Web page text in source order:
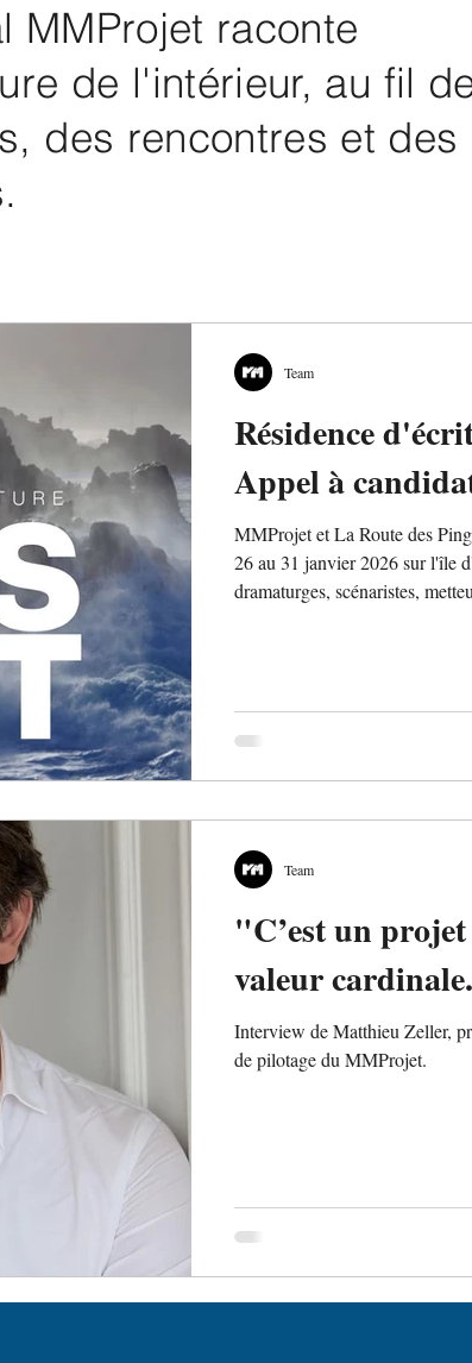
MMProjet raconte
de l'intérieur, au fil
des rencontres et des
Résidence
Appel à
MMProjet et La Route des
26 au 31 janvier 2026 sur l'île
dramaturges, scénaristes,
Team
"C’est un
valeur
Interview de Matthieu Zeller,
de pilotage du MMProjet.
Team